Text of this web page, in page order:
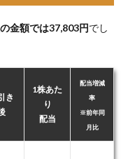
金額では37,803円でし
き
1株あた
り
配当
配当増減
率
※前年同
月比